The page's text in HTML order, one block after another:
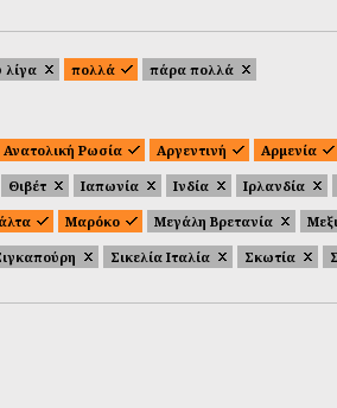
λίγα πολλά πάρα πολλά
Ανατολική Ρωσία Αργεντινή Αρμενία
Θιβέτ Ιαπωνία Ινδία Ιρλανδία
Μαρόκο Μεγάλη Βρετανία
Σικελία Ιταλία Σκωτία